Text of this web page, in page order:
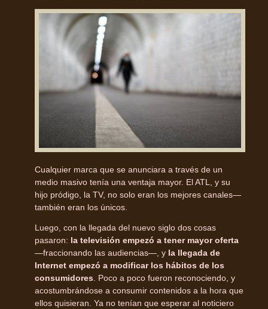
Cualquier marca que se anunciara a través de un
medio masivo tenía una ventaja mayor. El ATL, y su
hijo pródigo, la TV, no solo eran los mejores canales—
también eran los únicos.
Luego, con la llegada del nuevo siglo dos cosas
pasaron: la televisión empezó a tener mayor oferta
—fraccionando las audiencias—, y la llegada de
Internet empezó a modificar los hábitos de los
consumidores . Poco a poco fueron reconociendo, y
acostumbrándose a consumir contenidos a la hora que
ellos quisieran. Ya no tenían que esperar al noticiero